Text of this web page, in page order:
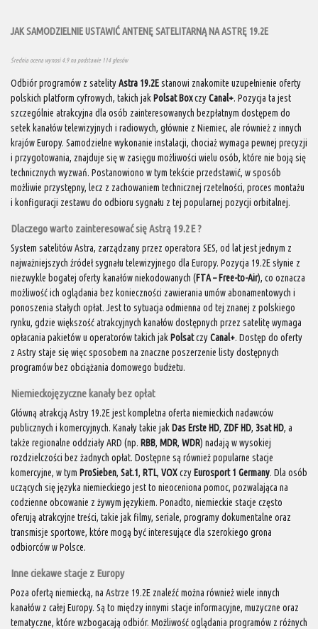
JAK SAMODZIELNIE USTAWIĆ ANTENĘ SATELITARNĄ NA ASTRĘ 19.2E
Średnia ocena wynosi 4.9na podstawie 114głosów
Odbiór programów z satelityAstra 19.2Estanowi znakomite uzupełnienie oferty
polskich platform cyfrowych, takich jakPolsat BoxczyCanal+. Pozycja ta jest
szczególnie atrakcyjna dla osób zainteresowanych bezpłatnym dostępem do
setek kanałów telewizyjnych i radiowych, głównie z Niemiec, ale również z innych
krajów Europy. Samodzielne wykonanie instalacji, chociaż wymaga pewnej precyzji
i przygotowania, znajduje się w zasięgu możliwości wielu osób, które nie boją się
technicznych wyzwań. Postanowiono w tym tekście przedstawić, w sposób
możliwie przystępny, lecz z zachowaniem technicznej rzetelności, proces montażu
i konfiguracji zestawu do odbioru sygnału z tej popularnej pozycji orbitalnej.
Dlaczego warto zainteresować się Astrą 19.2E ?
System satelitów Astra, zarządzany przez operatora SES, od lat jest jednym z
najważniejszych źródeł sygnału telewizyjnego dla Europy. Pozycja 19.2E słynie z
niezwykle bogatej oferty kanałów niekodowanych (FTA – Free-to-Air), co oznacza
możliwość ich oglądania bez konieczności zawierania umów abonamentowych i
ponoszenia stałych opłat. Jest to sytuacja odmienna od tej znanej z polskiego
rynku, gdzie większość atrakcyjnych kanałów dostępnych przez satelitę wymaga
opłacania pakietów u operatorów takich jakPolsatczyCanal+. Dostęp do oferty
z Astry staje się więc sposobem na znaczne poszerzenie listy dostępnych
programów bez obciążania domowego budżetu.
Niemieckojęzyczne kanały bez opłat
Główną atrakcją Astry 19.2E jest kompletna oferta niemieckich nadawców
publicznych i komercyjnych. Kanały takie jakDas Erste HD, ZDF HD, 3sat HD, a
także regionalne oddziały ARD (np. RBB, MDR, WDR) nadają w wysokiej
rozdzielczości bez żadnych opłat. Dostępne są również popularne stacje
komercyjne, w tym ProSieben, Sat.1, RTL, VOXczy Eurosport 1 Germany. Dla osób
uczących się języka niemieckiego jest to nieoceniona pomoc, pozwalająca na
codzienne obcowanie z żywym językiem. Ponadto, niemieckie stacje często
oferują atrakcyjne treści, takie jak filmy, seriale, programy dokumentalne oraz
transmisje sportowe, które mogą być interesujące dla szerokiego grona
odbiorców w Polsce.
Inne ciekawe stacje z Europy
Poza ofertą niemiecką, na Astrze 19.2E znaleźć można również wiele innych
kanałów z całej Europy. Są to między innymi stacje informacyjne, muzyczne oraz
tematyczne, które wzbogacają odbiór. Możliwość oglądania programów z różnych